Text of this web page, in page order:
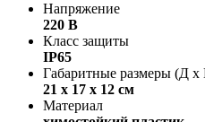
Напряжение
220 В
Класс защиты
IP65
Габаритные размеры (Д х
21 х 17 х 12 см
Материал